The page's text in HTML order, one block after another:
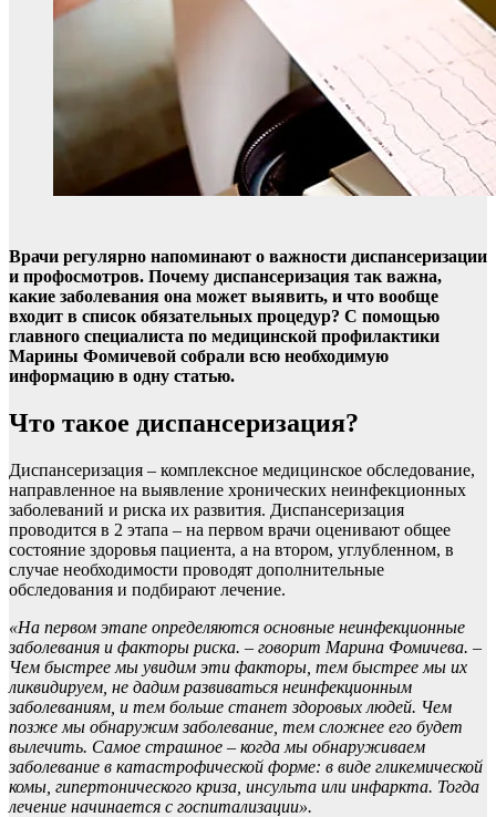
Врачи регулярно напоминают о важности диспансеризации
и профосмотров. Почему диспансеризация так важна,
какие заболевания она может выявить, и что вообще
входит в список обязательных процедур? С помощью
главного специалиста по медицинской профилактики
Марины Фомичевой собрали всю необходимую
информацию в одну статью.
Что такое диспансеризация?
Диспансеризация – комплексное медицинское обследование,
направленное на выявление хронических неинфекционных
заболеваний и риска их развития. Диспансеризация
проводится в 2 этапа – на первом врачи оценивают общее
состояние здоровья пациента, а на втором, углубленном, в
случае необходимости проводят дополнительные
обследования и подбирают лечение.
«На первом этапе определяются основные неинфекционные
заболевания и факторы риска. – говорит Марина Фомичева. –
Чем быстрее мы увидим эти факторы, тем быстрее мы их
ликвидируем, не дадим развиваться неинфекционным
заболеваниям, и тем больше станет здоровых людей. Чем
позже мы обнаружим заболевание, тем сложнее его будет
вылечить. Самое страшное – когда мы обнаруживаем
заболевание в катастрофической форме: в виде гликемической
комы, гипертонического криза, инсульта или инфаркта. Тогда
лечение начинается с госпитализации».